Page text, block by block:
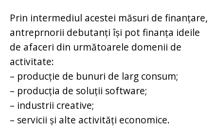
Prin intermediul acestei măsuri de finanțare,
antreprnorii debutanți își pot finanța ideile
de afaceri din următoarele domenii de
activitate:
– producție de bunuri de larg consum;
– producția de soluții software;
– industrii creative;
– servicii și alte activități economice.